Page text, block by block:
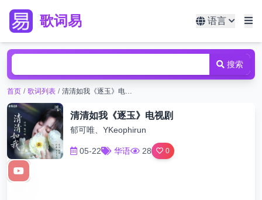
歌词易 语言
搜索
首页 / 歌词列表 / 清清如我《逐玉》电视剧
清清如我《逐玉》电视剧
郁可唯、YKeophirun
05-22 华语 28 0